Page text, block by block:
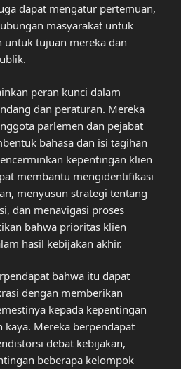
dapat mengatur pertemuan,
masyarakat untuk
tujuan mereka dan
peran kunci dalam
dan peraturan. Mereka
parlemen dan pejabat
bahasa dan isi tagihan
kepentingan klien
membantu mengidentifikasi
menyusun strategi tentang
dan menavigasi proses
bahwa prioritas klien
hasil kebijakan akhir.
bahwa itu dapat
dengan memberikan
kepada kepentingan
kaya. Mereka berpendapat
debat kebijakan,
beberapa kelompok